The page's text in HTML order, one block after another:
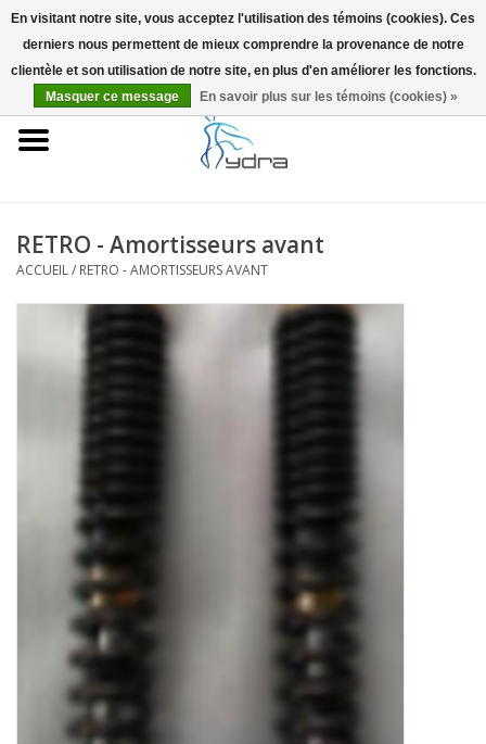
EUR
Accueil
Accessoires
RETRO - Amortisseurs avant
ACCUEIL/ RETRO - AMORTISSEURS AVANT
En visitant notre site, vous acceptez l'utilisation des témoins (cookies). Ces
derniers nous permettent de mieux comprendre la provenance de notre
clientèle et son utilisation de notre site, en plus d'en améliorer les fonctions.
Masquer ce message
En savoir plus sur les témoins (cookies) »